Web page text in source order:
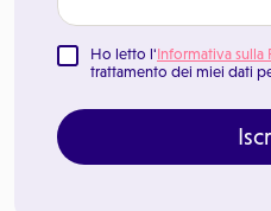
Ho letto l'Informativa sulla
trattamento dei miei dati